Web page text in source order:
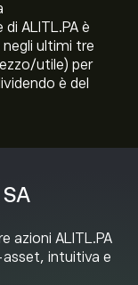
azioni ALITL.PA
intuitiva e
ALITL.PA è
ultimi tre
utile) per
è del